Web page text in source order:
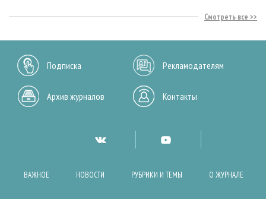
Смотреть все
Подписка Рекламодателям
Архив журналов Контакты
ВАЖНОЕ НОВОСТИ РУБРИКИ И ТЕМЫ О ЖУРНАЛЕ